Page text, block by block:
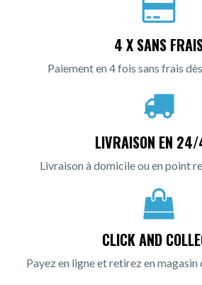
4 X SANS
Paiement en 4 fois sans frais
LIVRAISON EN
Livraison à domicile ou en point
CLICK AND
Payez en ligne et retirez en magasin